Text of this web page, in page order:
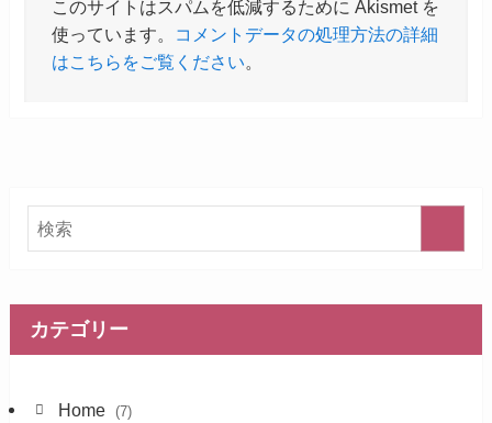
このサイトはスパムを低減するために Akismet を
使っています。
コメントデータの処理方法の詳細
はこちらをご覧ください。
カテゴリー
Home (7)